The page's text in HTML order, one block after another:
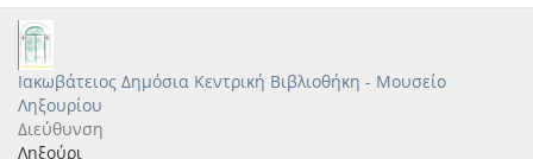
Ιακωβάτειος Δημόσια Κεντρική Βιβλιοθήκη - Μουσείο
Ληξουρίου
Διεύθυνση
Ληξούρι